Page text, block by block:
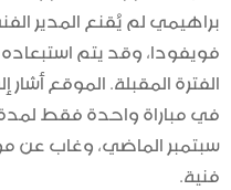
براهيمي لم يُقنع المدير
فويفودا، وقد يتم
الفترة المقبلة. الموقع
سبتمبر الماضي، وغاب عن
فنية.